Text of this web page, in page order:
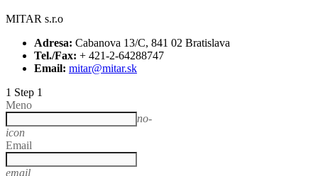
MITAR s.r.o
Adresa: Cabanova 13/C, 841 02 Bratislava
Tel./Fax: + 421-2-64288747
Email: mitar@mitar.sk
1 Step 1
Meno
no-
icon
Email
email